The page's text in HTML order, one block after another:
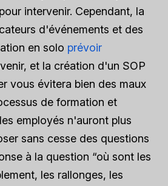
intervenir. Cependant, la
d'événements et des
en solo prévoir
et la création d'un SOP
vous évitera bien des maux
de formation et
employés n'auront plus
sans cesse des questions
à la question “où sont les
les rallonges, les